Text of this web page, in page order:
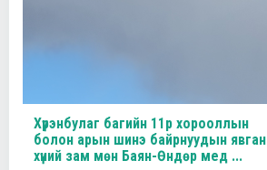
Хүрэнбулаг багийн 11р хорооллын
болон арын шинэ байрнуудын явган
хүний зам мөн Баян-Өндөр мед ...